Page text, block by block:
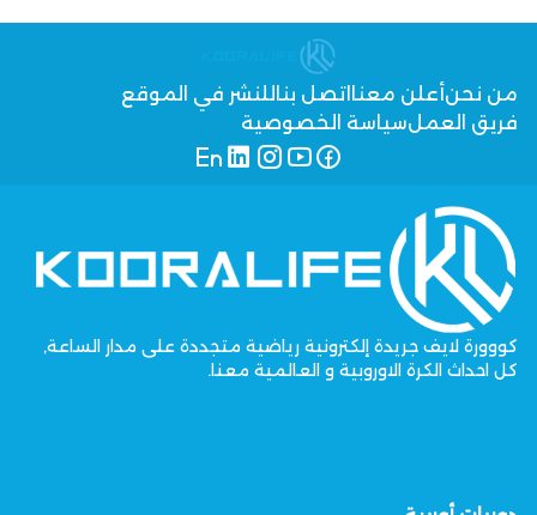
من نحنأعلن معنا اتصل بنا للنشر في الموقع
فريق العملسياسة الخصوصية
كووورة لايف جريدة إلكترونية رياضية متجددة على مدار الساعة,
كل احداث الكرة الاوروبية و العالمية معنا.